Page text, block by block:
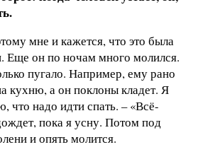
мне и кажется, что это была
Еще он по ночам много молился.
пугало. Например, ему рано
кухню, а он поклоны кладет. Я
что надо идти спать. – «Всё-
пока я усну. Потом под
и опять молится.